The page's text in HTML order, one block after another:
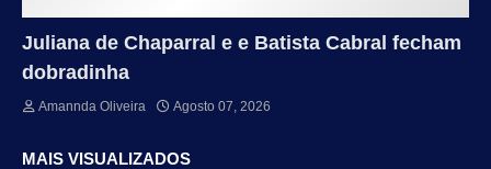
Juliana de Chaparral e e Batista Cabral fecham
dobradinha
Amannda Oliveira Agosto 07, 2026
MAIS VISUALIZADOS